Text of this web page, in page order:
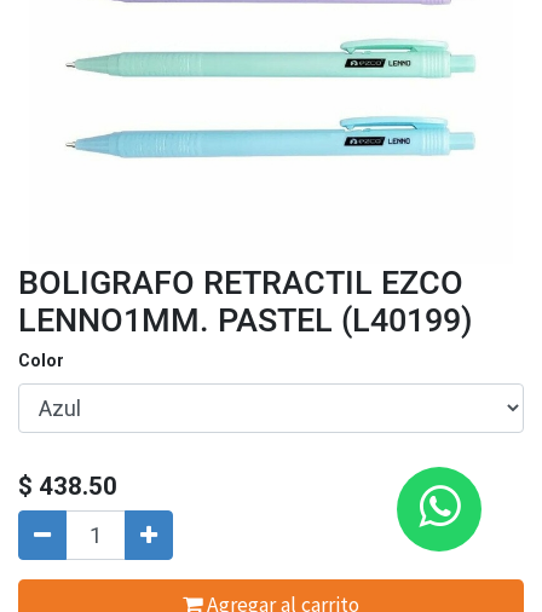
BOLIGRAFO RETRACTIL EZCO
LENNO1MM. PASTEL (L40199)
Color
$ 438.50
Agregar al carrito